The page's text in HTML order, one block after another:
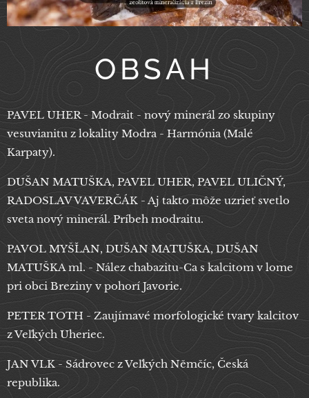
OBSAH
PAVEL UHER - Modrait - nový minerál zo skupiny
vesuvianitu z lokality Modra - Harmónia (Malé
Karpaty).
DUŠAN MATUŠKA, PAVEL UHER, PAVEL ULIČNÝ,
RADOSLAV VAVERČÁK - Aj takto môže uzrieť svetlo
sveta nový minerál. Príbeh modraitu.
PAVOL MYŠĽAN, DUŠAN MATUŠKA, DUŠAN
MATUŠKA ml. - Nález chabazitu-Ca s kalcitom v lome
pri obci Breziny v pohorí Javorie.
PETER TOTH - Zaujímavé morfologické tvary kalcitov
z Veľkých Uheriec.
JAN VLK - Sádrovec z Veľkých Němčíc, Česká
republika.